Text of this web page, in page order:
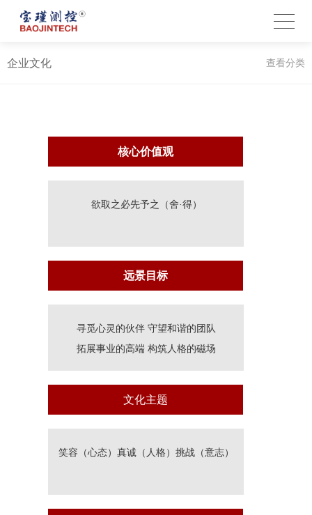
企业文化 查看分类
核心价值观
欲取之必先予之（舍·得）
远景目标
寻觅心灵的伙伴 守望和谐的团队
拓展事业的高端 构筑人格的磁场
文化主题
笑容（心态）真诚（人格）挑战（意志）